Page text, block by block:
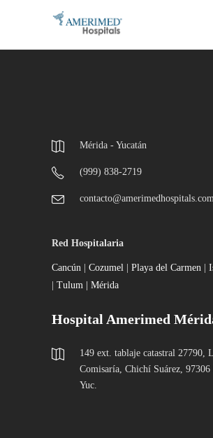
Mérida - Yucatán
(999) 838-2719
Red Hospitalaria
Cancún Cozumel Playa del Carmen
Tulum | Mérida
Hospital Amerimed
149 ext. tablaje catastral 27790,
Comisaría, Chichí Suárez, 97306
Yuc.